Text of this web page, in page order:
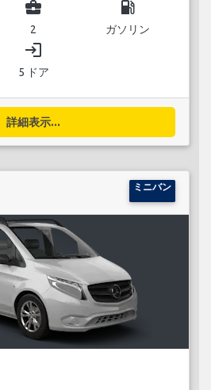
business_center
2
local_gas_station
ガソリン
login
5 ドア
詳細表示...
ミニバン